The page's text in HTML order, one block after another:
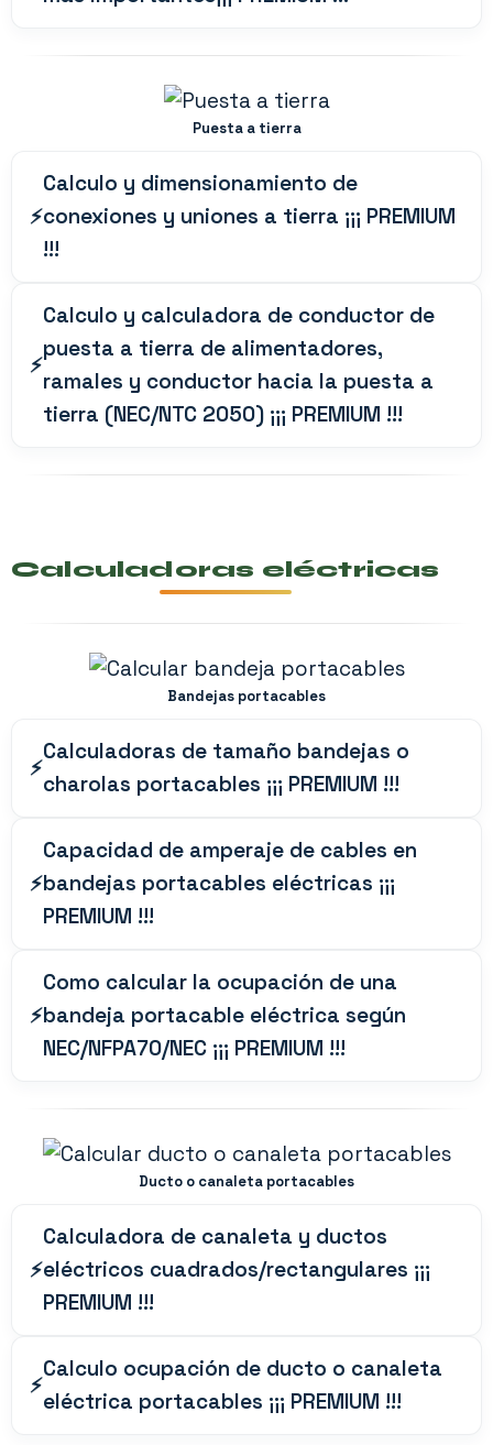
Puesta a tierra
Calculo y dimensionamiento de
conexiones y uniones a tierra ¡¡¡ PREMIUM
!!!
Calculo y calculadora de conductor de
puesta a tierra de alimentadores,
ramales y conductor hacia la puesta a
tierra (NEC/NTC 2050) ¡¡¡ PREMIUM !!!
Calculadoras eléctricas
Bandejas portacables
Calculadoras de tamaño bandejas o
charolas portacables ¡¡¡ PREMIUM !!!
Capacidad de amperaje de cables en
bandejas portacables eléctricas ¡¡¡
PREMIUM !!!
Como calcular la ocupación de una
bandeja portacable eléctrica según
NEC/NFPA70/NEC ¡¡¡ PREMIUM !!!
Ducto o canaleta portacables
Calculadora de canaleta y ductos
eléctricos cuadrados/rectangulares ¡¡¡
PREMIUM !!!
Calculo ocupación de ducto o canaleta
eléctrica portacables ¡¡¡ PREMIUM !!!